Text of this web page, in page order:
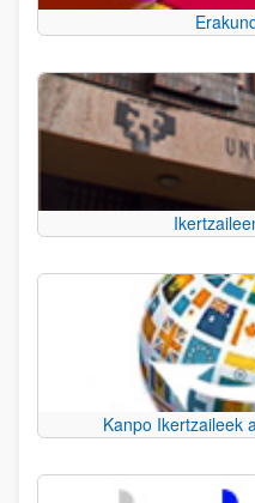
Kanpo Ikertzaileek